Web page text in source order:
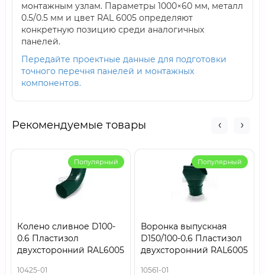
монтажным узлам. Параметры 1000×60 мм, металл
0.5/0.5 мм и цвет RAL 6005 определяют
конкретную позицию среди аналогичных
панелей.
Передайте проектные данные для подготовки
точного перечня панелей и монтажных
компонентов.
Рекомендуемые товары
Популярный
Колено сливное D100-
0.6 Пластизол
двухсторонний RAL6005
10425-01
Популярный
Воронка выпускная
D150/100-0.6 Пластизол
двухсторонний RAL6005
10561-01